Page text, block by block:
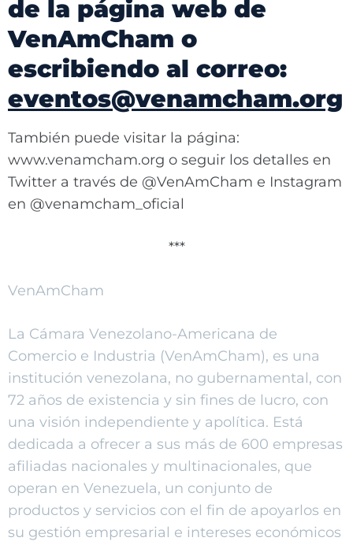
de la página web de
VenAmCham o
escribiendo al correo:
eventos@venamcham.org
También puede visitar la página:
www.venamcham.org o seguir los detalles en
Twitter a través de @VenAmCham e Instagram
en @venamcham_oficial
***
VenAmCham
La Cámara Venezolano-Americana de
Comercio e Industria (VenAmCham), es una
institución venezolana, no gubernamental, con
72 años de existencia y sin fines de lucro, con
una visión independiente y apolítica. Está
dedicada a ofrecer a sus más de 600 empresas
afiliadas nacionales y multinacionales, que
operan en Venezuela, un conjunto de
productos y servicios con el fin de apoyarlos en
su gestión empresarial e intereses económicos